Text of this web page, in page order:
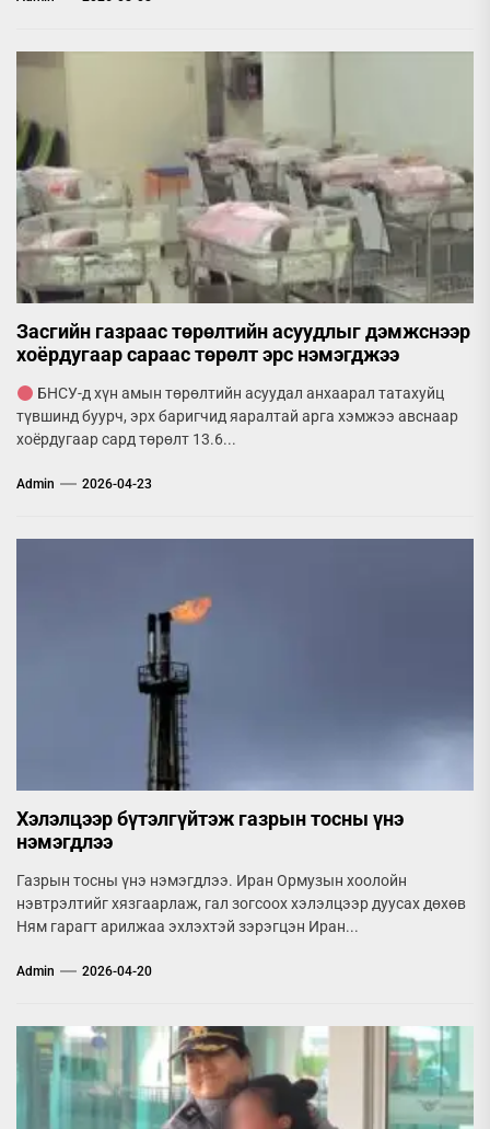
Засгийн газраас төрөлтийн асуудлыг дэмжснээр
хоёрдугаар сараас төрөлт эрс нэмэгджээ
БНСУ-д хүн амын төрөлтийн асуудал анхаарал татахуйц
түвшинд буурч, эрх баригчид яаралтай арга хэмжээ авснаар
хоёрдугаар сард төрөлт 13.6...
Admin 2026-04-23
Хэлэлцээр бүтэлгүйтэж газрын тосны үнэ
нэмэгдлээ
Газрын тосны үнэ нэмэгдлээ. Иран Ормузын хоолойн
нэвтрэлтийг хязгаарлаж, гал зогсоох хэлэлцээр дуусах дөхөв
Ням гарагт арилжаа эхлэхтэй зэрэгцэн Иран...
Admin 2026-04-20